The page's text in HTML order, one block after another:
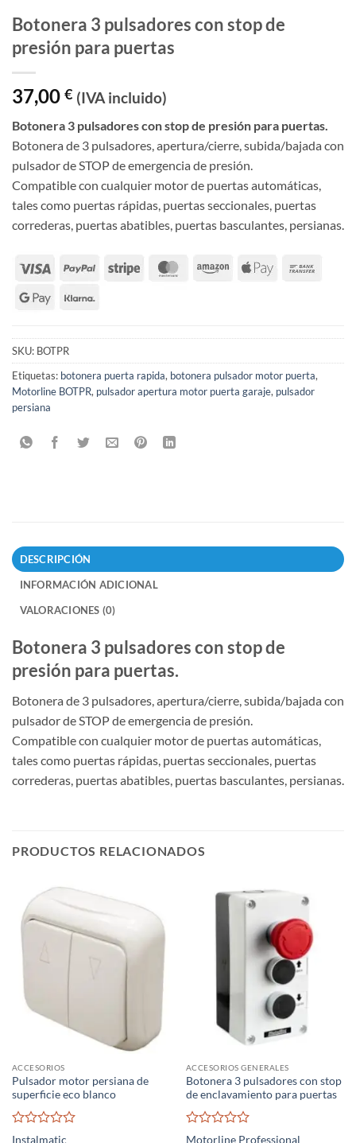
Botonera 3 pulsadores con stop de
presión para puertas
37,00 € (IVA incluido)
Botonera 3 pulsadores con stop de presión para puertas.
Botonera de 3 pulsadores, apertura/cierre, subida/bajada con
pulsador de STOP de emergencia de presión.
Compatible con cualquier motor de puertas automáticas,
tales como puertas rápidas, puertas seccionales, puertas
correderas, puertas abatibles, puertas basculantes, persianas.
SKU: BOTPR
Etiquetas: botonera puerta rapida, botonera pulsador motor puerta,
Motorline BOTPR, pulsador apertura motor puerta garaje, pulsador
persiana
DESCRIPCIÓN
INFORMACIÓN ADICIONAL
VALORACIONES (0)
Botonera 3 pulsadores con stop de
presión para puertas.
Botonera de 3 pulsadores, apertura/cierre, subida/bajada con
pulsador de STOP de emergencia de presión.
Compatible con cualquier motor de puertas automáticas,
tales como puertas rápidas, puertas seccionales, puertas
correderas, puertas abatibles, puertas basculantes, persianas.
PRODUCTOS RELACIONADOS
ACCESORIOS
Pulsador motor persiana de
superficie eco blanco
Valorado
Instalmatic
ACCESORIOS GENERALES
Botonera 3 pulsadores con stop
de enclavamiento para puertas
Valorado
Motorline Professional